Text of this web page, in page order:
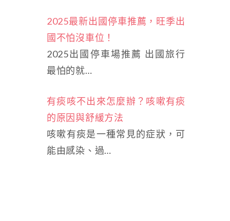
2025最新出國停車推薦，旺季出
國不怕沒車位！
2025出國停車場推薦 出國旅行
最怕的就…
有痰咳不出來怎麼辦？咳嗽有痰
的原因與舒緩方法
咳嗽有痰是一種常見的症狀，可
能由感染、過…